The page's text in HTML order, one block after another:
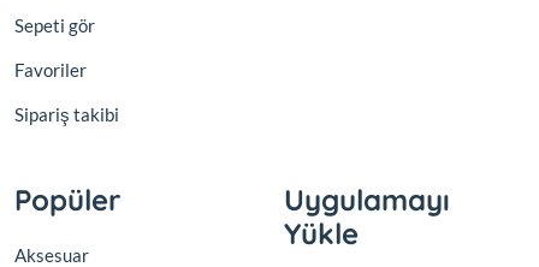
Sepeti gör
Favoriler
Sipariş takibi
Popüler
Aksesuar
Uygulamayı
Yükle